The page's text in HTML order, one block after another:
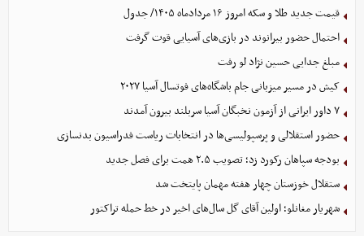
قیمت جدید طلا و سکه امروز ۱۶ مردادماه ۱۴۰۵/ جدول
احتمال حضور بیرانوند در بازی‌های آسیایی قوت گرفت
مبلغ جدایی حسین نژاد لو رفت
کیش در مسیر میزبانی جام باشگاه‌های فوتسال آسیا ۲۰۲۷
۷ داور ایرانی از آزمون نخبگان آسیا سربلند بیرون آمدند
حضور استقلالی و پرسپولیسی‌ها در انتخابات ریاست فدراسیون بدنسازی
بودجه سپاهان رکورد زد؛ تصویب ۲.۵ همت برای فصل جدید
ستقلال خوزستان چهار هفته مهمان پایتخت شد
شهریار مغانلو؛ اولین آقای گل سال‌های اخیر در خط حمله تراکتور